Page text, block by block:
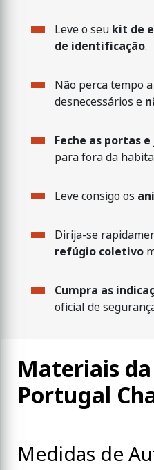
Leve o seu kit de
de identificação.
Não perca tempo
desnecessários e
Feche as portas
para fora da
Leve consigo os
Dirija-se
refúgio coletivo
Cumpra as
oficial de
Materiais
Portugal
Medidas de